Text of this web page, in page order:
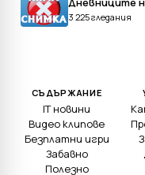
3 225 гледания
СЪДЪРЖАНИЕ
IT новини
Видео клипове
Безплатни игри
Забавно
Полезно